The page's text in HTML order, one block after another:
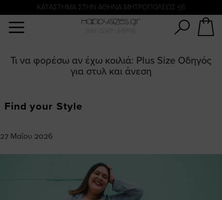
KATΑΣΤΗΜΑ ΣΤΗΝ ΑΘΗΝΑ ΜΗΤΡΟΠΟΛΕΩΣ 56
Τι να φορέσω αν έχω κοιλιά: Plus Size Οδηγός
για στυλ και άνεση
Find your Style
27 Μαΐου 2026
Αναζήτηση